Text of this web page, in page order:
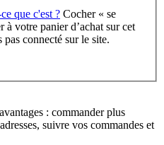
que c'est ? Cocher « se
votre panier d’achat sur cet
pas connecté sur le site.
: commander plus
suivre vos commandes et